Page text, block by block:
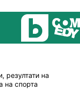
резултати на
на спорта